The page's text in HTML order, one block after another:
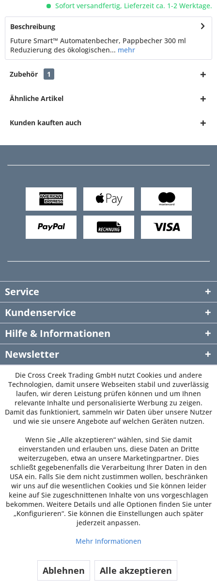
Sofort versandfertig, Lieferzeit ca. 1-2 Werktage.
Beschreibung
Future Smart™ Automatenbecher, Pappbecher 300 ml
Reduzierung des ökologischen... mehr
Zubehör 1
Ähnliche Artikel
Kunden kauften auch
Service
Kundenservice
Hilfe & Informationen
Newsletter
Die Cross Creek Trading GmbH nutzt Cookies und andere
Technologien, damit unsere Webseiten stabil und zuverlässig
laufen, wir deren Leistung prüfen können und um Ihnen
relevante Inhalte und personalisierte Werbung zu zeigen.
Damit das funktioniert, sammeln wir Daten über unsere Nutzer
und wie sie unsere Angebote auf welchen Geräten nutzen.
Wenn Sie „Alle akzeptieren“ wählen, sind Sie damit
einverstanden und erlauben uns, diese Daten an Dritte
weiterzugeben, etwa an unsere Marketingpartner. Dies
schließt gegebenenfalls die Verarbeitung Ihrer Daten in den
USA ein. Falls Sie dem nicht zustimmen wollen, beschränken
wir uns auf die wesentlichen Cookies und Sie können leider
keine auf Sie zugeschnittenen Inhalte von uns vorgeschlagen
bekommen. Weitere Details und alle Optionen finden Sie unter
„Konfigurieren“. Sie können die Einstellungen auch später
jederzeit anpassen.
Mehr Informationen
Ablehnen Alle akzeptieren